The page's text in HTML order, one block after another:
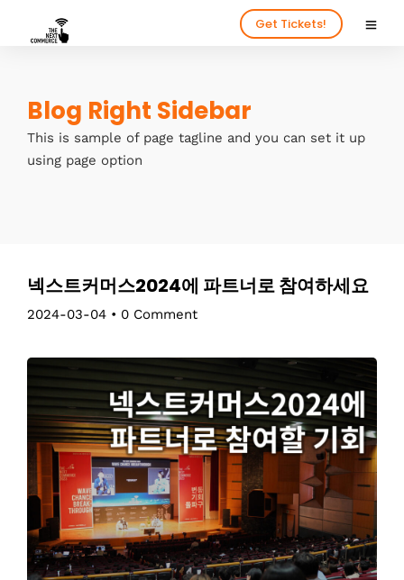
Get Tickets!
Blog Right Sidebar
This is sample of page tagline and you can set it up
using page option
넥스트커머스2024에 파트너로 참여하세요
2024-03-04 • 0 Comment